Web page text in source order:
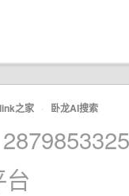
link之家 · 卧龙AI搜索